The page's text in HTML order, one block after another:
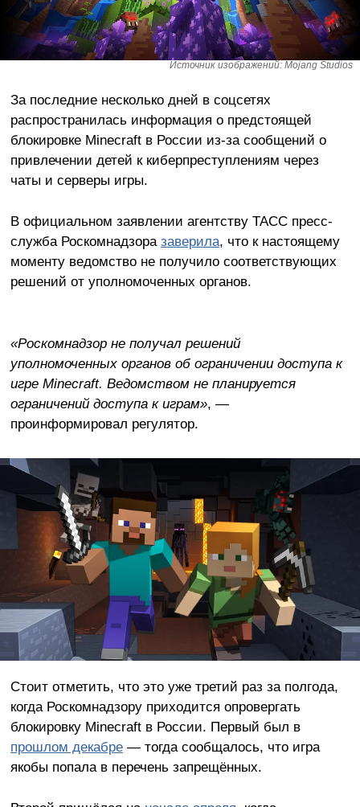
Источник изображений: Mojang Studios
За последние несколько дней в соцсетях
распространилась информация о предстоящей
блокировке Minecraft в России из-за сообщений о
привлечении детей к киберпреступлениям через
чаты и серверы игры.
В официальном заявлении агентству ТАСС пресс-
служба Роскомнадзора заверила, что к настоящему
моменту ведомство не получило соответствующих
решений от уполномоченных органов.
«Роскомнадзор не получал решений
уполномоченных органов об ограничении доступа к
игре Minecraft. Ведомством не планируется
ограничений доступа к играм», —
проинформировал регулятор.
Стоит отметить, что это уже третий раз за полгода,
когда Роскомнадзору приходится опровергать
блокировку Minecraft в России. Первый был в
прошлом декабре— тогда сообщалось, что игра
якобы попала в перечень запрещённых.